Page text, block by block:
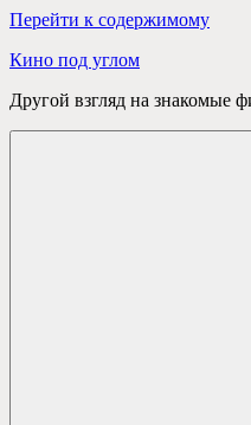
Перейти к содержимому
Кино под углом
Другой взгляд на знакомые